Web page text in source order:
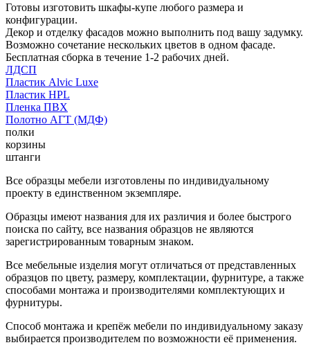
Готовы изготовить шкафы-купе любого размера и
конфигурации.
Декор и отделку фасадов можно выполнить под вашу задумку.
Возможно сочетание нескольких цветов в одном фасаде.
Бесплатная сборка в течение 1-2 рабочих дней.
ЛДСП
Пластик Alvic Luxe
Пластик HPL
Пленка ПВХ
Полотно АГТ (МДФ)
полки
корзины
штанги
Все образцы мебели изготовлены по индивидуальному
проекту в единственном экземпляре.
Образцы имеют названия для их различия и более быстрого
поиска по сайту, все названия образцов не являются
зарегистрированным товарным знаком.
Все мебельные изделия могут отличаться от представленных
образцов по цвету, размеру, комплектации, фурнитуре, а также
способами монтажа и производителями комплектующих и
фурнитуры.
Способ монтажа и крепёж мебели по индивидуальному заказу
выбирается производителем по возможности её применения.